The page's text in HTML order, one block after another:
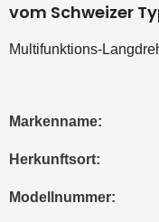
vom Schweizer
Multifunktions-
Markenname:
Herkunftsort:
Modellnummer: